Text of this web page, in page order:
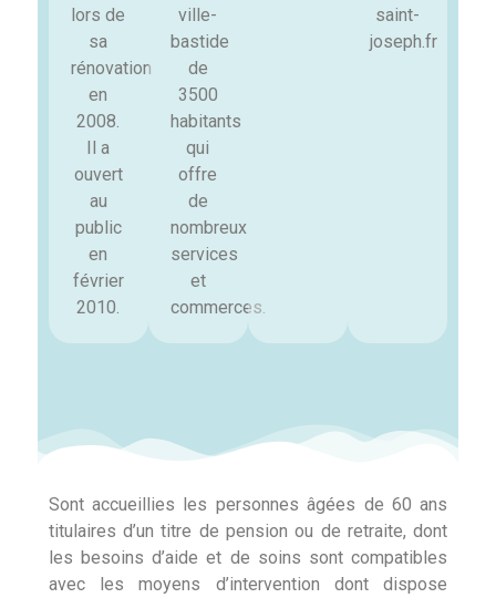
lors de
sa
rénovation
en
2008.
Il a
ouvert
au
public
en
février
2010.
ville-
bastide
de
3500
habitants
qui
offre
de
nombreux
services
et
commerces.
saint-
joseph.fr
Sont accueillies les personnes âgées de 60 ans
titulaires d’un titre de pension ou de retraite, dont
les besoins d’aide et de soins sont compatibles
avec les moyens d’intervention dont dispose